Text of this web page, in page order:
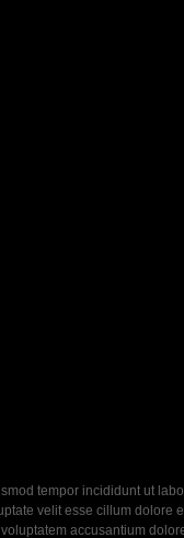
tempor incididunt ut
velit esse cillum
accusantium